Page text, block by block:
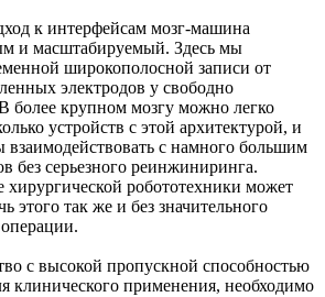
к интерфейсам мозг-машина
и масштабируемый. Здесь мы
широкополосной записи от
электродов у свободно
более крупном мозгу можно легко
устройств с этой архитектурой, и
с намного большим
без серьезного реинжиниринга.
хирургической робототехники может
этого так же и без значительного
с высокой пропускной способностью
клинического применения, необходимо